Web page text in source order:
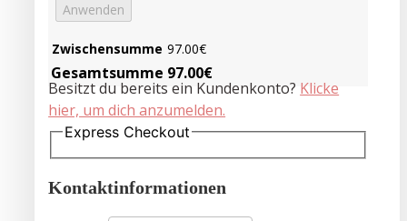
Anwenden
Zwischensumme 97.00€
Gesamtsumme 97.00€
Besitzt du bereits ein Kundenkonto? Klicke
hier, um dich anzumelden.
Express Checkout
Kontaktinformationen